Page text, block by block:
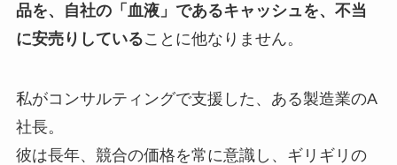
品を、自社の「血液」であるキャッシュを、不当
に安売りしていることに他なりません。
私がコンサルティングで支援した、ある製造業のA
社長。
彼は長年、競合の価格を常に意識し、ギリギリの